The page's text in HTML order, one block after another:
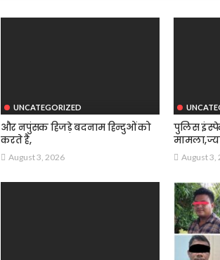
UNCATEGORIZED
और नपुंसक हिजड़े बदनाम हिन्दुओं को
करते है,
August 3, 2026
पुलिस
August 3,